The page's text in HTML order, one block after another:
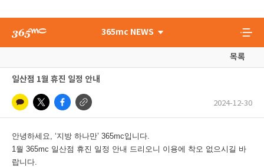
365mc NEWS
목록
일산점 1월 휴진 일정 안내
2024-12-30
안녕하세요, ‘지방 하나만’ 365mc입니다.
1월 365mc 일산점 휴진 일정 안내 드리오니 이용에 착오 없으시길 바
랍니다.